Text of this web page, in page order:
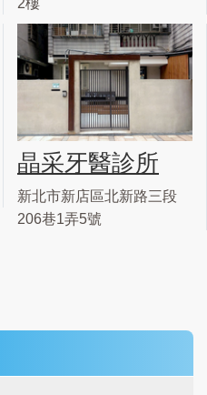
2樓
晶采牙醫診所
新北市新店區北新路三段
206巷1弄5號